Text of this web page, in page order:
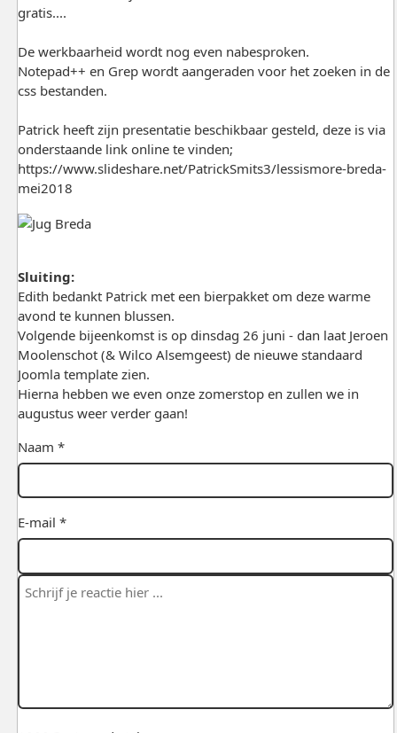
gratis....
De werkbaarheid wordt nog even nabesproken.
Notepad++ en Grep wordt aangeraden voor het zoeken in de
css bestanden.
Patrick heeft zijn presentatie beschikbaar gesteld, deze is via
onderstaande link online te vinden;
https://www.slideshare.net/PatrickSmits3/lessismore-breda-
mei2018
Sluiting:
Edith bedankt Patrick met een bierpakket om deze warme
avond te kunnen blussen.
Volgende bijeenkomst is op dinsdag 26 juni - dan laat Jeroen
Moolenschot (& Wilco Alsemgeest) de nieuwe standaard
Joomla template zien.
Hierna hebben we even onze zomerstop en zullen we in
augustus weer verder gaan!
Naam *
E-mail *